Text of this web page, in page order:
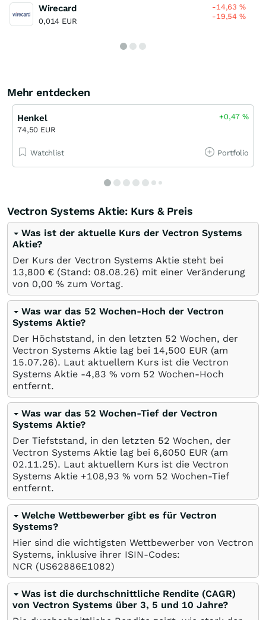
Wirecard
0,014 EUR
-14,63%
-19,54%
Mehr entdecken
Henkel
74,50 EUR
+0,47%
Watchlist Portfolio
Vectron Systems Aktie: Kurs & Preis
Was ist der aktuelle Kurs der Vectron Systems
Aktie?
Der Kurs der Vectron Systems Aktie steht bei
13,800 € (Stand: 08.08.26) mit einer Veränderung
von 0,00 % zum Vortag.
Was war das 52 Wochen-Hoch der Vectron
Systems Aktie?
Der Höchststand, in den letzten 52 Wochen, der
Vectron Systems Aktie lag bei 14,500 EUR (am
15.07.26). Laut aktuellem Kurs ist die Vectron
Systems Aktie -4,83 % vom 52 Wochen-Hoch
entfernt.
Was war das 52 Wochen-Tief der Vectron
Systems Aktie?
Der Tiefststand, in den letzten 52 Wochen, der
Vectron Systems Aktie lag bei 6,6050 EUR (am
02.11.25). Laut aktuellem Kurs ist die Vectron
Systems Aktie +108,93 % vom 52 Wochen-Tief
entfernt.
Welche Wettbewerber gibt es für Vectron
Systems?
Hier sind die wichtigsten Wettbewerber von Vectron
Systems, inklusive ihrer ISIN-Codes:
NCR (US62886E1082)
Was ist die durchschnittliche Rendite (CAGR)
von Vectron Systems über 3, 5 und 10 Jahre?